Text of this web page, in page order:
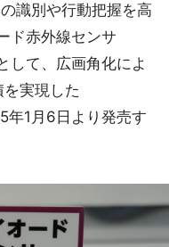
識別や行動把握を高
ド赤外線センサ
して、広画角化によ
実現した
年1月6日より発売す